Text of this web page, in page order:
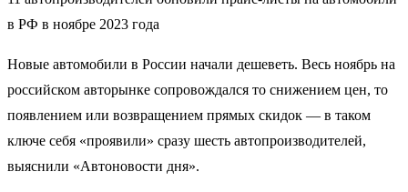
в РФ в ноябре 2023 года
Новые автомобили в России начали дешеветь. Весь ноябрь на
российском авторынке сопровождался то снижением цен, то
появлением или возвращением прямых скидок — в таком
ключе себя «проявили» сразу шесть автопроизводителей,
выяснили «Автоновости дня».